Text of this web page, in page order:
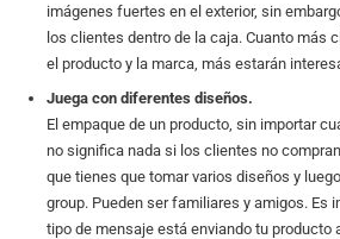
imágenes fuertes en el exterior, sin
los clientes dentro de la caja. Cuanto más
el producto y la marca, más estarán
Juega con diferentes diseños.
El empaque de un producto, sin importar
no significa nada si los clientes no
que tienes que tomar varios diseños y
group. Pueden ser familiares y amigos. Es
tipo de mensaje está enviando tu producto